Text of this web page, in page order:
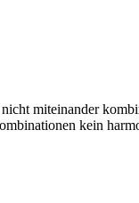
miteinander
kein